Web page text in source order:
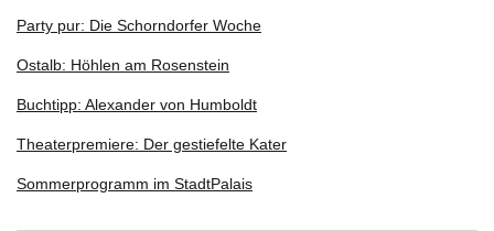
Party pur: Die Schorndorfer Woche
Ostalb: Höhlen am Rosenstein
Buchtipp: Alexander von Humboldt
Theaterpremiere: Der gestiefelte Kater
Sommerprogramm im StadtPalais